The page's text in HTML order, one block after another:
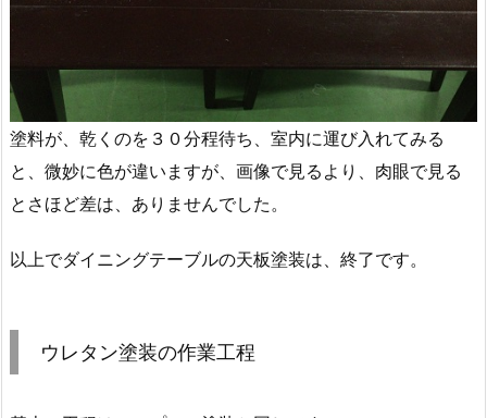
塗料が、乾くのを３０分程待ち、室内に運び入れてみる
と、微妙に色が違いますが、画像で見るより、肉眼で見る
とさほど差は、ありませんでした。
以上でダイニングテーブルの天板塗装は、終了です。
ウレタン塗装の作業工程